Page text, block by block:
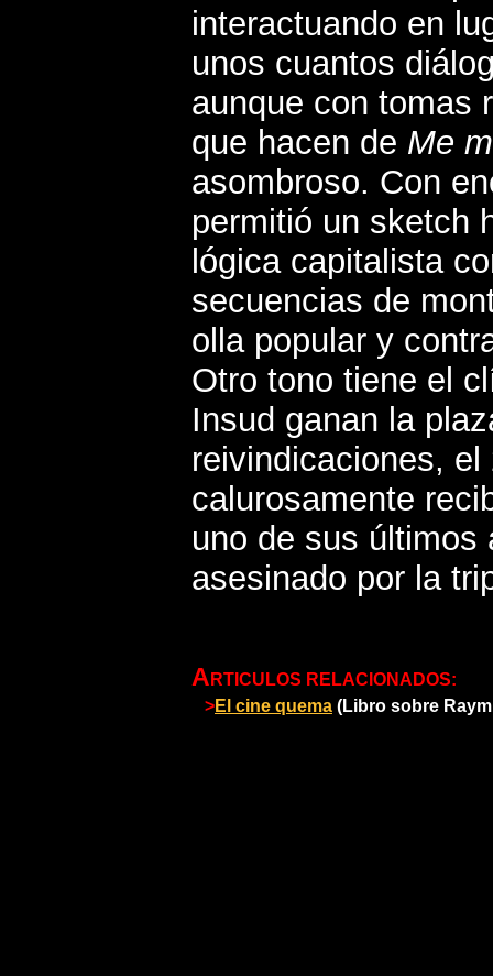
interactuando en
unos cuantos
aunque con tomas
que hacen de Me
asombroso. Con
permitió un sketch
lógica capitalista
secuencias de
olla popular y
Otro tono tiene el
Insud ganan la
reivindicaciones,
calurosamente
uno de sus últimos
asesinado por la
A RTICULOS RELACIONADOS:
>El cine quema (Libro sobre